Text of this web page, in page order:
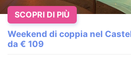
Weekend di coppia nel
da € 109
SCOPRI DI PIÙ